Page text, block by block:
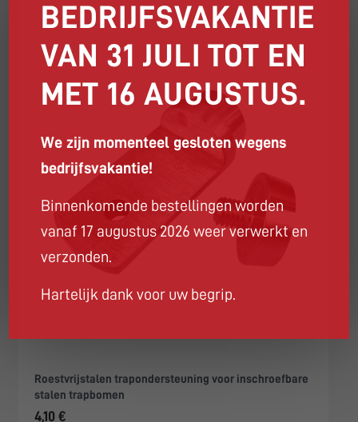
Roestvrijstalen trapondersteuning voor inschroefbare
stalen trapbomen
4,10 €
BEDRIJFSVAKANTIE
VAN 31 JULI TOT EN
MET 16 AUGUSTUS.
We zijn momenteel gesloten wegens
bedrijfsvakantie!
Binnenkomende bestellingen worden
vanaf 17 augustus 2026 weer verwerkt en
verzonden.
Hartelijk dank voor uw begrip.